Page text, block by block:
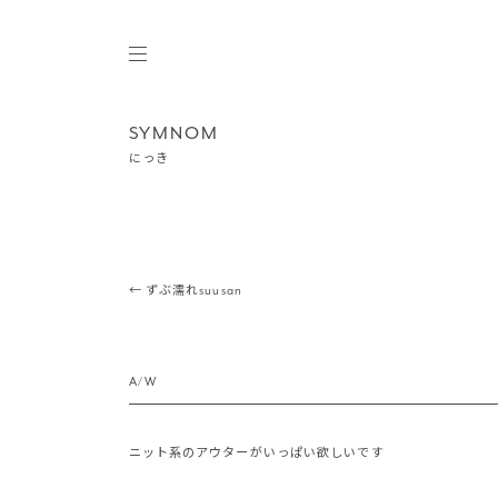
SYMNOM
にっき
Post navigation
← ずぶ濡れsuusan
A/W
ニット系のアウターがいっぱい欲しいです